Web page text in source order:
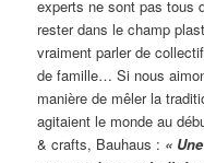
experts ne sont pas tous
rester dans le champ
vraiment parler de
de famille… Si nous
manière de mêler la
agitaient le monde au
& crafts, Bauhaus : «